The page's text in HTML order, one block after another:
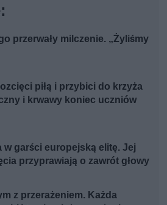
przerwały milczenie. „Żyliśmy
piłą i przybici do krzyża
i krwawy koniec uczniów
w garści europejską elitę. Jej
przyprawiają o zawrót głowy
z przerażeniem. Każda